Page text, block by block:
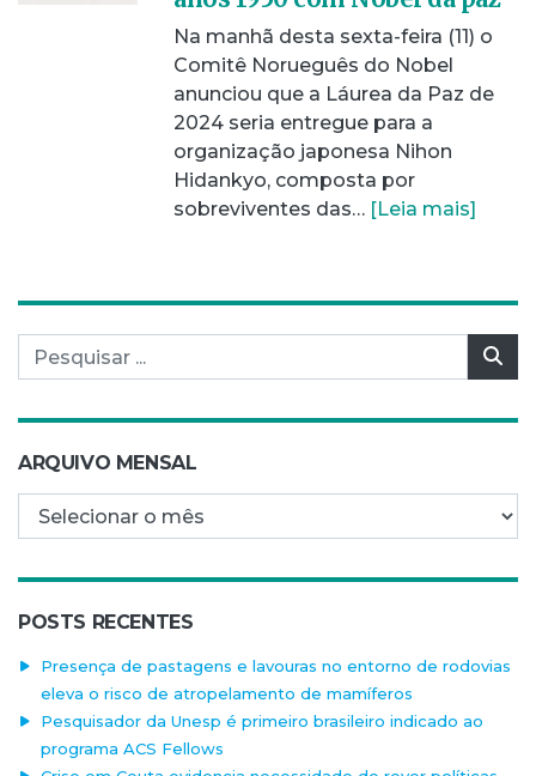
Na manhã desta sexta-feira (11) o
Comitê Norueguês do Nobel
anunciou que a Láurea da Paz de
2024 seria entregue para a
organização japonesa Nihon
Hidankyo, composta por
sobreviventes das… [Leia mais]
Pesquisar por:
ARQUIVO MENSAL
Arquivo mensal
POSTS RECENTES
Presença de pastagens e lavouras no entorno de rodovias
eleva o risco de atropelamento de mamíferos
Pesquisador da Unesp é primeiro brasileiro indicado ao
programa ACS Fellows